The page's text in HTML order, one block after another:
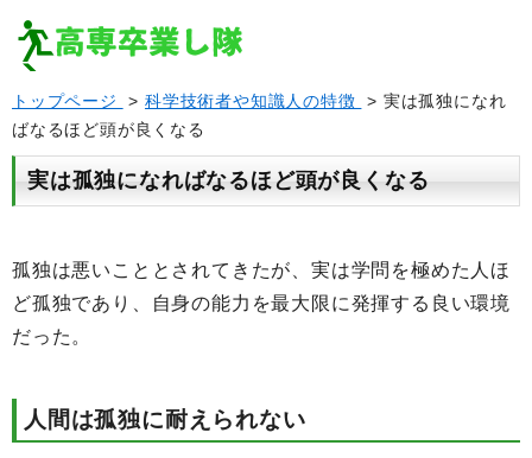
トップページ >科学技術者や知識人の特徴
> 実は孤独になれ
ばなるほど頭が良くなる
実は孤独になればなるほど頭が良くなる
孤独は悪いこととされてきたが、実は学問を極めた人ほ
ど孤独であり、自身の能力を最大限に発揮する良い環境
だった。
人間は孤独に耐えられない